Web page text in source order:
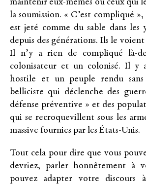
maintenir eux-mêmes ou ceux qui
la soumission. « C’est compliqué
est jeté comme du sable dans les
depuis des générations. Ils le
Il n’y a rien de compliqué là-
colonisateur et un colonisé. Il y
hostile et un peuple rendu
belliciste qui déclenche des
défense préventive » et des
qui se recroquevillent sous les
massive fournies par les États-Unis.
Tout cela pour dire que vous
devriez, parler honnêtement à
pouvez adapter votre